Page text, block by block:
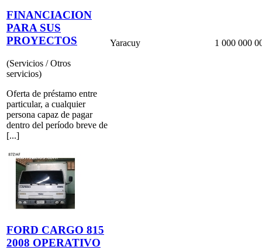
FINANCIACION
PARA SUS
PROYECTOS
(Servicios / Otros
servicios)
Oferta de préstamo entre
particular, a cualquier
persona capaz de pagar
dentro del período breve de
[...]
Yaracuy 1 000 000
FORD CARGO 815
2008 OPERATIVO